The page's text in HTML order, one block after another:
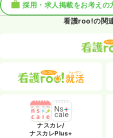
採用・求人掲載をお考えの
看護roo!の関
ナスカレ/
ナスカレPlus+